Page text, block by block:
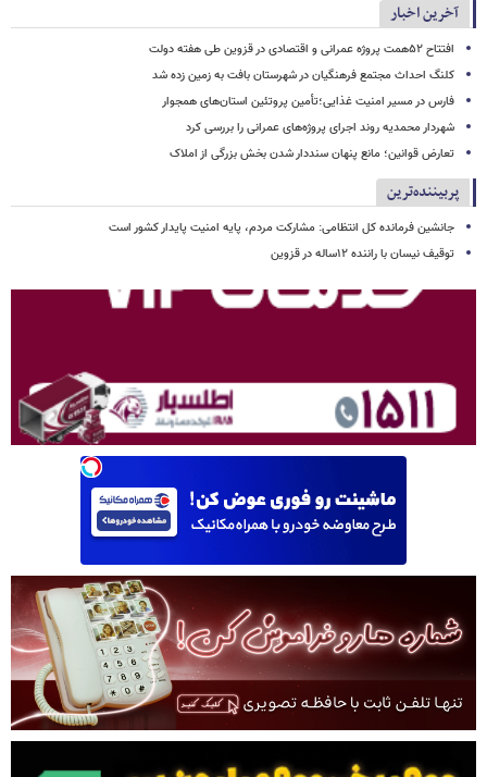
آخرین اخبار
افتتاح ۵۲همت پروژه عمرانی و اقتصادی در قزوین طی هفته دولت
کلنگ احداث مجتمع فرهنگیان در شهرستان بافت به زمین زده شد
فارس در مسیر امنیت غذایی؛تأمین‌ پروتئین استان‌های همجوار
شهردار محمدیه روند اجرای پروژه‌های عمرانی را بررسی کرد
تعارض قوانین؛ مانع پنهان سنددار شدن بخش بزرگی از املاک
پربیننده‌ترین
جانشین فرمانده کل انتظامی: مشارکت مردم، پایه امنیت پایدار کشور است
توقیف نیسان با راننده ۱۲ساله در قزوین